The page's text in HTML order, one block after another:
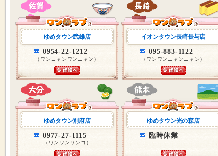
ゆめタウン武雄店
0954-22-1212
（ワンニャンワンニャン）
イオンタウン長崎長与店
095-883-1122
（ワンワンニャンニャン）
ゆめタウン別府店
0977-27-1115
（ワンワンワンコ）
ゆめタウン光の森店
臨時休業